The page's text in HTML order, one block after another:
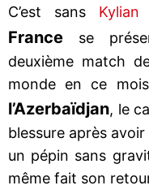
C’est sans Kylian
France se
deuxième match
monde en ce
l’Azerbaïdjan, le
blessure après
un pépin sans
même fait son